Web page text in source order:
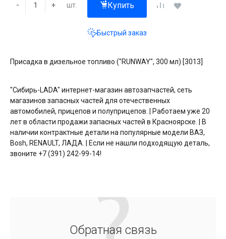
- + шт. Купить
Быстрый заказ
Присадка в дизельное топливо ("RUNWAY", 300 мл) [3013]
"Сибирь-LADA" интернет-магазин автозапчастей, сеть
магазинов запасных частей для отечественных
автомобилей, прицепов и полуприцепов. | Работаем уже 20
лет в области продажи запасных частей в Красноярске. | В
наличии контрактные детали на популярные модели ВАЗ,
Bosh, RENAULT, ЛАДА. | Если не нашли подходящую деталь,
звоните +7 (391) 242-99-14!
Обратная связь